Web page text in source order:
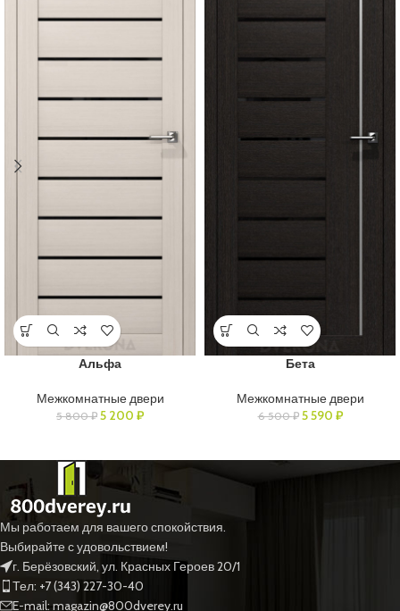
Альфа
Межкомнатные двери
5 800₽ 5 200 ₽
Бета
Межкомнатные двери
6 500₽ 5 590 ₽
Мы работаем для вашего спокойствия.
Выбирайте с удовольствием!
г. Берёзовский, ул. Красных Героев 20/1
Тел: +7 (343) 227-30-40
E-mail: magazin@800dverey.ru